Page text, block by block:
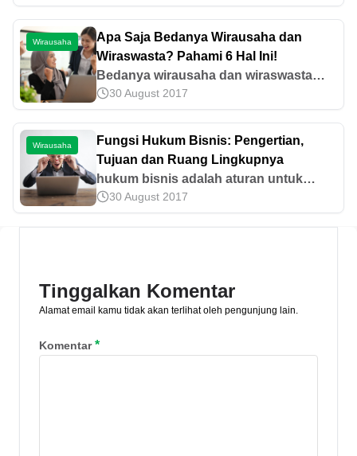
kebiasaan-kebiasaan kecil yang jadi
kunci sukses bisnis.
Wirausaha
Apa Saja Bedanya Wirausaha dan
Wiraswasta? Pahami 6 Hal Ini!
Bedanya wirausaha dan wiraswasta
dapat diketahui berdasarkan lingkup
bisnis, fokus usaha, tujuan, dan lain-
lain. Mari pelajari selengkapnya di
artikel ini.
30 August 2017
Wirausaha
Fungsi Hukum Bisnis: Pengertian,
Tujuan dan Ruang Lingkupnya
hukum bisnis adalah aturan untuk
melindungi serta mengatur pelaku
ekonomi dalam kegiatan bisnis agar
30 August 2017
Tinggalkan Komentar
Alamat email kamu tidak akan terlihat oleh pengunjung lain.
Komentar*